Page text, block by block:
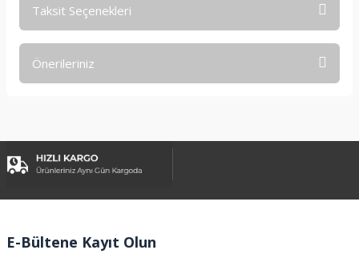
Taksit Seçenekleri
Önerileriniz
Görüş ve önerileriniz için teşekkür ederiz.
Ürün bilgilerinde hatalar bulunuyor.
E-Bültene Kayıt Olun